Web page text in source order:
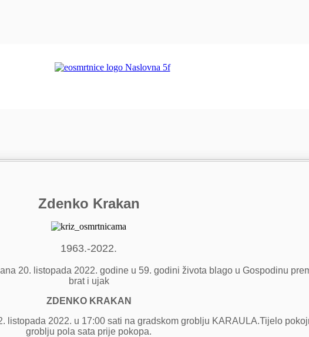
Zdenko Krakan
1963.-2022.
20. listopada 2022. godine u 59. godini života blago u Gospodinu
brat i ujak
ZDENKO KRAKAN
2022. u 17:00 sati na gradskom groblju KARAULA.Tijelo
groblju pola sata prije pokopa.